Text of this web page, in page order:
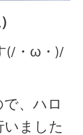
）
(/・ω・)/
、ハロ
いました